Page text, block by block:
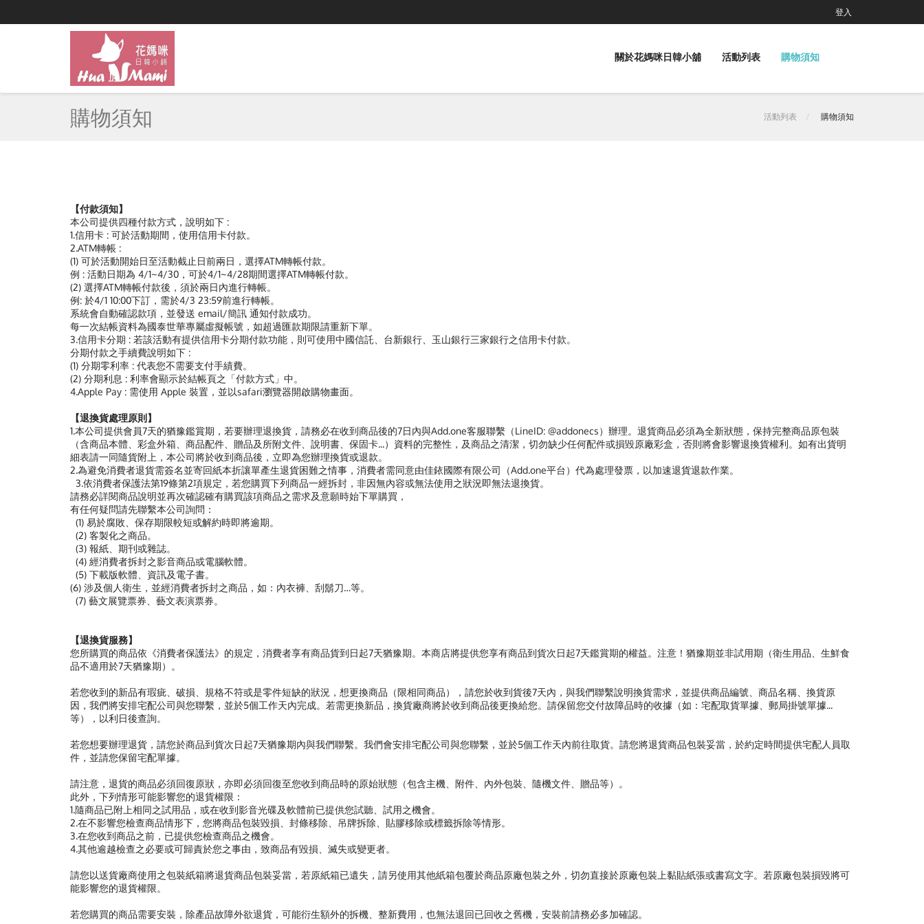
登入
關於花媽咪日韓小舖 活動列表 購物須知
購物須知 活動列表 購物須知
【付款須知】
本公司提供四種付款方式，說明如下 :
1.信用卡 : 可於活動期間，使用信用卡付款。
2.ATM轉帳 :
(1) 可於活動開始日至活動截止日前兩日，選擇ATM轉帳付款。
例 : 活動日期為 4/1~4/30，可於4/1~4/28期間選擇ATM轉帳付款。
(2) 選擇ATM轉帳付款後，須於兩日內進行轉帳。
例: 於4/1 10:00下訂，需於4/3 23:59前進行轉帳。
系統會自動確認款項，並發送 email/簡訊 通知付款成功。
每一次結帳資料為國泰世華專屬虛擬帳號，如超過匯款期限請重新下單。
3.信用卡分期 : 若該活動有提供信用卡分期付款功能，則可使用中國信託、台新銀行、玉山銀行三家銀行之信用卡付款。
分期付款之手續費說明如下 :
(1) 分期零利率 : 代表您不需要支付手績費。
(2) 分期利息 : 利率會顯示於結帳頁之「付款方式」中。
4.Apple Pay : 需使用 Apple 裝置，並以safari瀏覽器開啟購物畫面。
【退換貨處理原則】
1.本公司提供會員7天的猶豫鑑賞期，若要辦理退換貨，請務必在收到商品後的7日內與Add.one客服聯繫（LineID: @addonecs）辦理。退貨商品必須為全新狀態，保持完整商品原包裝
（含商品本體、彩盒外箱、商品配件、贈品及所附文件、說明書、保固卡...）資料的完整性，及商品之清潔，切勿缺少任何配件或損毀原廠彩盒，否則將會影響退換貨權利。如有出貨明
細表請一同隨貨附上，本公司將於收到商品後，立即為您辦理換貨或退款。
2.為避免消費者退貨需簽名並寄回紙本折讓單產生退貨困難之情事，消費者需同意由佳銥國際有限公司（Add.one平台）代為處理發票，以加速退貨退款作業。
3.依消費者保護法第19條第2項規定，若您購買下列商品一經拆封，非因無內容或無法使用之狀況即無法退換貨。
請務必詳閱商品說明並再次確認確有購買該項商品之需求及意願時始下單購買，
有任何疑問請先聯繫本公司詢問：
(1) 易於腐敗、保存期限較短或解約時即將逾期。
(2) 客製化之商品。
(3) 報紙、期刊或雜誌。
(4) 經消費者拆封之影音商品或電腦軟體。
(5) 下載版軟體、資訊及電子書。
(6) 涉及個人衛生，並經消費者拆封之商品，如：內衣褲、刮鬍刀…等。
(7) 藝文展覽票券、藝文表演票券。
【退換貨服務】
您所購買的商品依《消費者保護法》的規定，消費者享有商品貨到日起7天猶豫期。本商店將提供您享有商品到貨次日起7天鑑賞期的權益。注意！猶豫期並非試用期（衛生用品、生鮮食
品不適用於7天猶豫期）。
若您收到的新品有瑕疵、破損、規格不符或是零件短缺的狀況，想更換商品（限相同商品），請您於收到貨後7天內，與我們聯繫說明換貨需求，並提供商品編號、商品名稱、換貨原
因，我們將安排宅配公司與您聯繫，並於5個工作天內完成。若需更換新品，換貨廠商將於收到商品後更換給您。請保留您交付故障品時的收據（如：宅配取貨單據、郵局掛號單據...
等），以利日後查詢。
若您想要辦理退貨，請您於商品到貨次日起7天猶豫期內與我們聯繫。我們會安排宅配公司與您聯繫，並於5個工作天內前往取貨。請您將退貨商品包裝妥當，於約定時間提供宅配人員取
件，並請您保留宅配單據。
請注意，退貨的商品必須回復原狀，亦即必須回復至您收到商品時的原始狀態（包含主機、附件、內外包裝、隨機文件、贈品等）。
此外，下列情形可能影響您的退貨權限：
1.隨商品已附上相同之試用品，或在收到影音光碟及軟體前已提供您試聽、試用之機會。
2.在不影響您檢查商品情形下，您將商品包裝毀損、封條移除、吊牌拆除、貼膠移除或標籤拆除等情形。
3.在您收到商品之前，已提供您檢查商品之機會。
4.其他逾越檢查之必要或可歸責於您之事由，致商品有毀損、滅失或變更者。
請您以送貨廠商使用之包裝紙箱將退貨商品包裝妥當，若原紙箱已遺失，請另使用其他紙箱包覆於商品原廠包裝之外，切勿直接於原廠包裝上黏貼紙張或書寫文字。若原廠包裝損毀將可
能影響您的退貨權限。
若您購買的商品需要安裝，除產品故障外欲退貨，可能衍生額外的拆機、整新費用，也無法退回已回收之舊機，安裝前請務必多加確認。